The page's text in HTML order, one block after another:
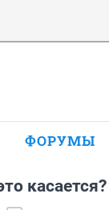
ФОРУМЫ
касается?